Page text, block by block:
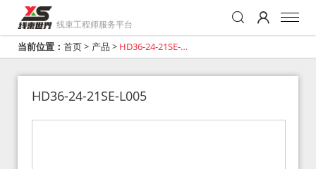
线束工程师服务平台
当前位置： 首页> 产品 > HD36-24-21SE-
HD36-24-21SE-L005